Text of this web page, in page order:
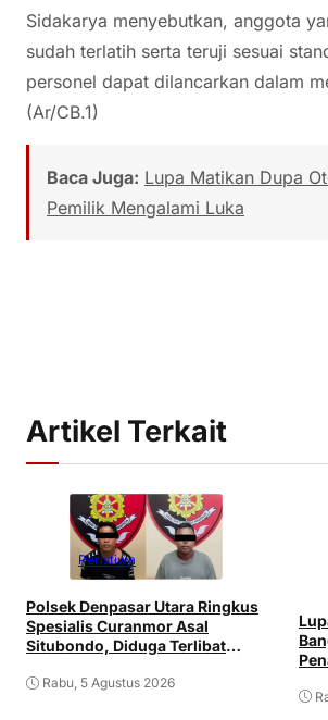
Sidakarya menyebutkan, anggota
sudah terlatih serta teruji sesuai
personel dapat dilancarkan dalam
(Ar/CB.1)
Baca Juga: Lupa Matikan Dupa
Pemilik Mengalami Luka
Artikel Terkait
Peristiwa
Polsek Denpasar Utara Ringkus
Spesialis Curanmor Asal
Situbondo, Diduga Terlibat
Rabu, 5 Agustus 2026